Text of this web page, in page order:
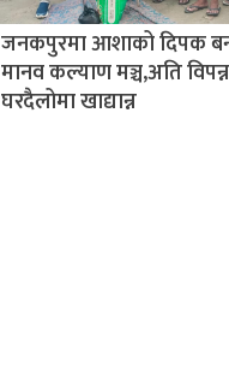
जनकपुरमा आशाको दिपक
मानव कल्याण मञ्च,अति
घरदैलोमा खाद्यान्न